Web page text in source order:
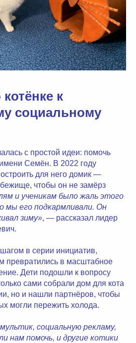
к
социальному
с простой идеи: помочь
Семён. В 2022 году
для него домик —
чтобы он не замёрз
и ученикам было жаль этого
мы его подкармливали. Он
зиму», — рассказал лидер
в серии инициатив,
превратились в масштабное
Дети подошли к вопросу
сами собрали дом для кота
но и нашли партнёров, чтобы
могли пережить холода.
социальную рекламу,
нам помочь, и другие котики